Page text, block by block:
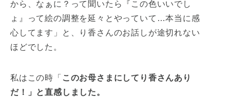
から、なぁに？って聞いたら『この色いいでし
ょ』って絵の調整を延々とやっていて…本当に感
心してます」と、り香さんのお話しが途切れない
ほどでした。
私はこの時「 このお母さまにしてり香さんあり
だ！」と直感しました。